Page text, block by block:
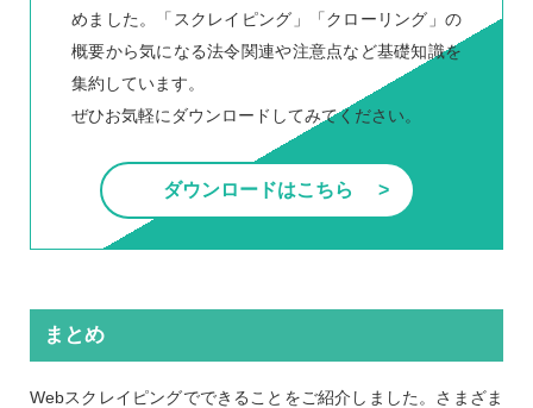
めました。「スクレイピング」「クローリング」の
概要から気になる法令関連や注意点など基礎知識を
集約しています。
ぜひお気軽にダウンロードしてみてください。
ダウンロードはこちら
まとめ
Webスクレイピングでできることをご紹介しました。さまざま